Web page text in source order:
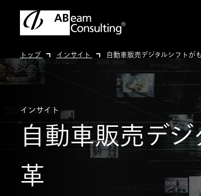
トップ インサイト 自動車販売デジタルシフトが
自動車販売デ
革
インサイト